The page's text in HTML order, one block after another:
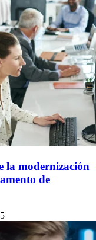
la modernización
de